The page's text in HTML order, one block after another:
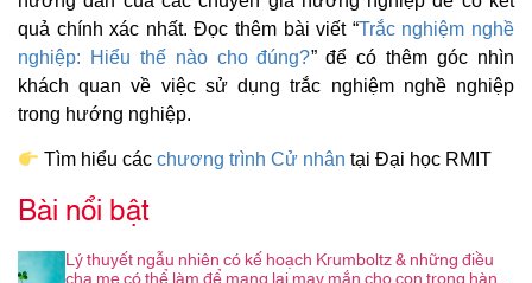
quả chính xác nhất. Đọc thêm bài viết “Trắc nghiệm nghề
nghiệp: Hiểu thế nào cho đúng?” để có thêm góc nhìn
khách quan về việc sử dụng trắc nghiệm nghề nghiệp
trong hướng nghiệp.
Tìm hiểu cácchương trình Cử nhân tại Đại học RMIT
Bài nổi bật
Lý thuyết ngẫu nhiên có kế hoạch Krumboltz & những điều